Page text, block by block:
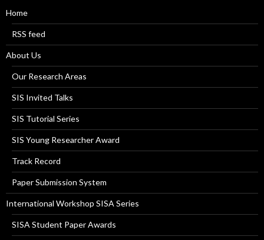
Home
RSS feed
About Us
Our Research Areas
SIS Invited Talks
SIS Tutorial Series
SIS Young Researcher Award
Track Record
Paper Submission System
International Workshop SISA Series
SISA Student Paper Awards